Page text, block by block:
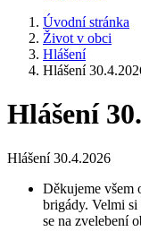
Úvodní stránka
Život v obci
Hlášení
Hlášení
Hlášení
Hlášení 30.4.2026
Děkujeme všem
brigády. Velmi
se na zvelebení